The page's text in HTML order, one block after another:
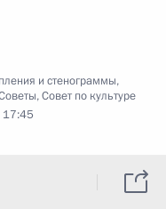
и стенограммы,
,Совет по культуре
17:45